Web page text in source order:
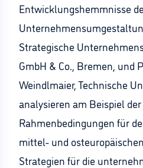
Entwicklungshemmnisse
Strategische
GmbH & Co., Bremen, und
Weindlmaier, Technische
analysieren am Beispiel
Rahmenbedingungen für
mittel- und
Strategien für die